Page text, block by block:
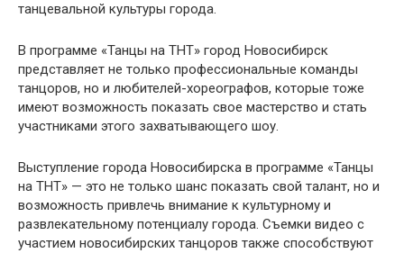
танцевальной культуры города.
В программе «Танцы на ТНТ» город Новосибирск
представляет не только профессиональные команды
танцоров, но и любителей-хореографов, которые тоже
имеют возможность показать свое мастерство и стать
участниками этого захватывающего шоу.
Выступление города Новосибирска в программе «Танцы
на ТНТ» — это не только шанс показать свой талант, но и
возможность привлечь внимание к культурному и
развлекательному потенциалу города. Съемки видео с
участием новосибирских танцоров также способствуют